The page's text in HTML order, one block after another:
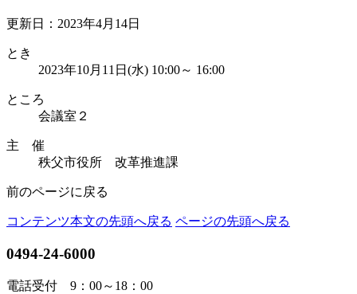
更新日：2023年4月14日
とき
2023年10月11日(水) 10:00～ 16:00
ところ
会議室２
主 催
秩父市役所 改革推進課
前のページに戻る
コンテンツ本文の先頭へ戻る ページの先頭へ戻る
0494-24-6000
電話受付 9：00～18：00